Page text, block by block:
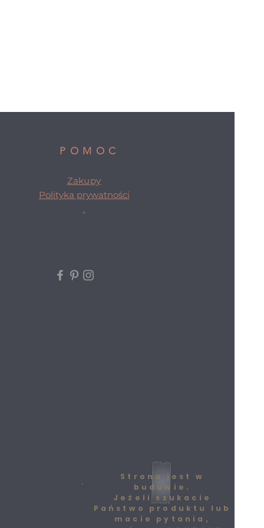
Strona jest w
budowie.
Jeżeli szukacie
Państwo produktu lub
macie pytania,
POMOC
Zakupy
Polityka prywatności
.